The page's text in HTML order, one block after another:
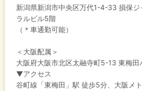
新潟県新潟市中央区万代1-4-33 損保ジ
ラルビル5階
（＊車通勤可能）
＜大阪配属＞
大阪府大阪市北区太融寺町5-13 東梅
▼アクセス
谷町線「東梅田」駅 徒歩5分、大阪メ